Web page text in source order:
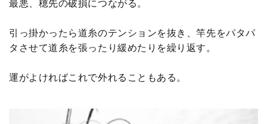
最悪、穂先の破損につながる。
引っ掛かったら道糸のテンションを抜き、竿先をパタパ
タさせて道糸を張ったり緩めたりを繰り返す。
運がよければこれで外れることもある。